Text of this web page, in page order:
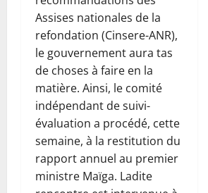
Assises nationales de la
refondation (Cinsere-ANR),
le gouvernement aura tas
de choses à faire en la
matière. Ainsi, le comité
indépendant de suivi-
évaluation a procédé, cette
semaine, à la restitution du
rapport annuel au premier
ministre Maïga. Ladite